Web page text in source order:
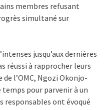
membres refusant
simultané sur
jusqu’aux dernières
réussi à rapprocher leurs
l’OMC, Ngozi Okonjo-
temps pour parvenir à un
responsables ont évoqué